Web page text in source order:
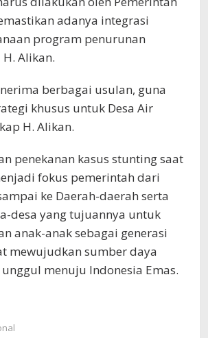
adanya integrasi
program penurunan
Alikan.
berbagai usulan, guna
khusus untuk Desa Air
H. Alikan.
penekanan kasus stunting saat
fokus pemerintah dari
ke Daerah-daerah serta
desa yang tujuannya untuk
anak-anak sebagai generasi
mewujudkan sumber daya
menuju Indonesia Emas.